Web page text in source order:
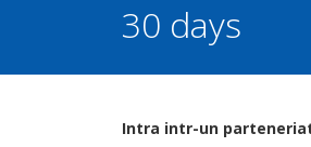
30 days
Intra intr-un